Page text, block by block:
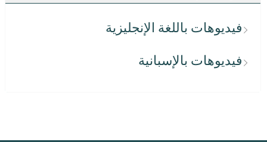
فيديوهات باللغة الإنجليزية
فيديوهات بالإسبانية